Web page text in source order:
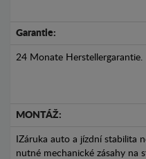
Garantie:
24 Monate Herstellergarantie.
MONTÁŽ:
IZáruka auto a jízdní stabilita
nutné mechanické zásahy na